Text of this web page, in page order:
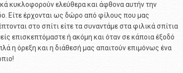
κυκλοφορούν ελεύθερα και άφθονα αυτήν την
Είτε έρχονται ως δώρο από φίλους που μας
στο σπίτι είτε τα συναντάμε στα φιλικά σπίτια
επισκεπτόμαστε ή ακόμη και όταν σε κάποια έξοδό
η όρεξη και η διάθεσή μας απαιτούν επιμόνως ένα